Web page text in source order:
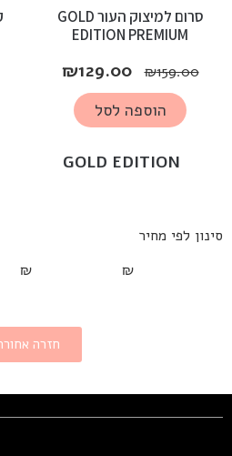
סינון לפי מחיר
₪
₪
חזרה
GOLD EDITION
סרום למיצוק העור GOLD
EDITION PREMIUM
₪159.00
₪129.00
הוספה לסל